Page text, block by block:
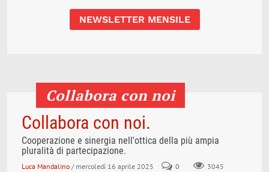
NEWSLETTER MENSILE
Collabora con noi
Collabora con noi.
Cooperazione e sinergia nell'ottica della più ampia
pluralità di partecipazione.
Luca Mandalino / mercoledì 16 aprile 2025 0
3045